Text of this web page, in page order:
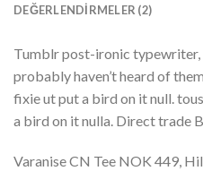
DEĞERLENDIRMELER (2)
Tumblr post-ironic
probably haven’t heard of
fixie ut put a bird on it null.
a bird on it nulla. Direct trade
Varanise CN Tee NOK 449,